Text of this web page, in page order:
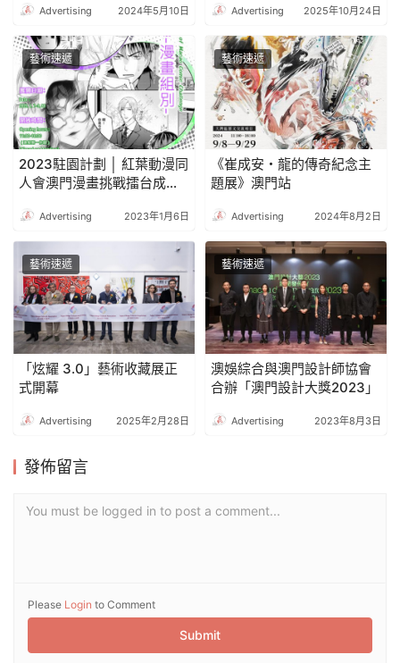
Advertising 2024年5月10日 Advertising 2025年10月24日
藝術速遞
2023駐園計劃 │ 紅葉動漫同
人會澳門漫畫挑戰擂台成果
Advertising 2023年1月6日
藝術速遞
《崔成安・龍的傳奇紀念主
題展》澳門站
Advertising 2024年8月2日
藝術速遞
「炫耀 3.0」藝術收藏展正
式開幕
Advertising 2025年2月28日
藝術速遞
澳娛綜合與澳門設計師協會
合辦「澳門設計大獎2023」
Advertising 2023年8月3日
發佈留言
You must be logged in to post a comment...
Please Login to Comment
Submit